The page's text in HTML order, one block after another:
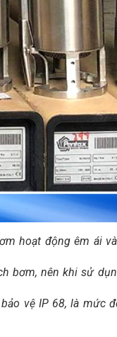
hoạt động êm ái
bơm, nên khi sử
vệ IP 68, là mức